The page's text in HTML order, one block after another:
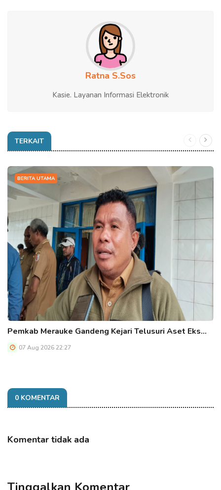
Ratna S.Sos
Kasie. Layanan Informasi Elektronik
TERKAIT
BERITA UTAMA
Pemkab Merauke Gandeng Kejari Telusuri Aset Eks…
07 Aug 2026 22:27
0 KOMENTAR
Komentar tidak ada